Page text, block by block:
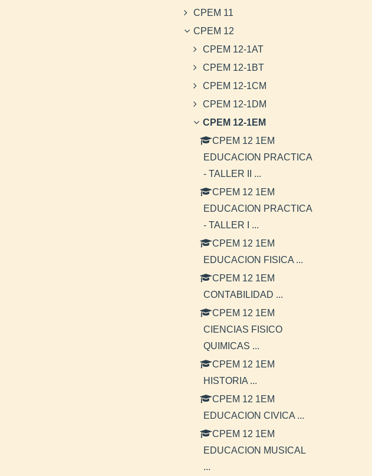
CPEM 11
CPEM 12
CPEM 12-1AT
CPEM 12-1BT
CPEM 12-1CM
CPEM 12-1DM
CPEM 12-1EM
CPEM 12 1EM
EDUCACION PRACTICA
- TALLER II ...
CPEM 12 1EM
EDUCACION PRACTICA
- TALLER I ...
CPEM 12 1EM
EDUCACION FISICA ...
CPEM 12 1EM
CONTABILIDAD ...
CPEM 12 1EM
CIENCIAS FISICO
QUIMICAS ...
CPEM 12 1EM
HISTORIA ...
CPEM 12 1EM
EDUCACION CIVICA ...
CPEM 12 1EM
EDUCACION MUSICAL
...